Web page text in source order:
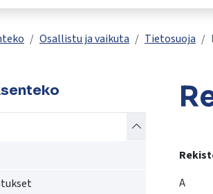
ja
valittuun
painamalla
voivat
Osallistu ja vaikuta Tietosuoja
Vaihda
A